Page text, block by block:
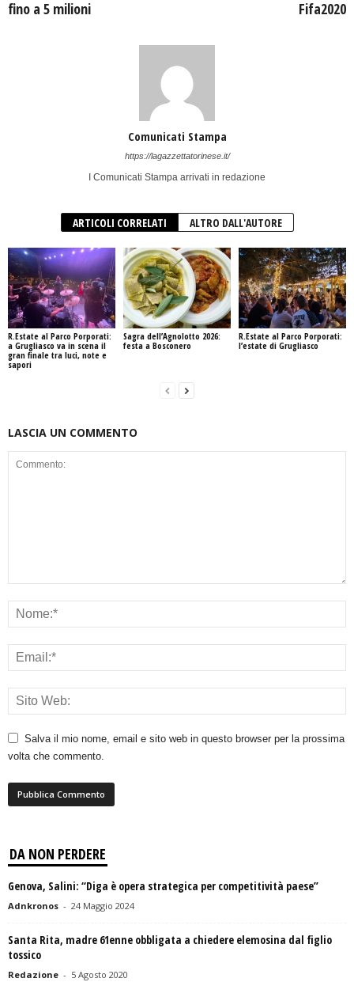
fino a 5 milioni
Fifa2020
Comunicati Stampa
https://lagazzettatorinese.it/
I Comunicati Stampa arrivati in redazione
ARTICOLI CORRELATI ALTRO DALL'AUTORE
R.Estate al Parco Porporati:
a Grugliasco va in scena il
gran finale tra luci, note e
sapori
Sagra dell’Agnolotto 2026:
festa a Bosconero
R.Estate al Parco Porporati:
l’estate di Grugliasco
LASCIA UN COMMENTO
Salva il mio nome, email e sito web in questo browser per la prossima
volta che commento.
DA NON PERDERE
Genova, Salini: “Diga è opera strategica per competitività paese”
Adnkronos - 24 Maggio 2024
Santa Rita, madre 61enne obbligata a chiedere elemosina dal figlio
tossico
Redazione - 5 Agosto 2020